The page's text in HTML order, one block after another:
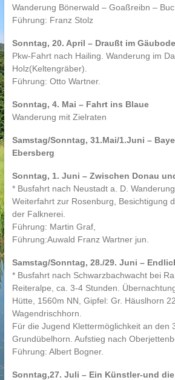
Wanderung Bönerwald – Goaßreibn –
Führung: Franz Stolz
Sonntag, 20. April – Draußt im
Pkw-Fahrt nach Hailing. Wanderung im
Holz(Keltengräber).
Führung: Otto Wartner.
Sonntag, 4. Mai – Fahrt ins Blaue
Wanderung mit Zielraten
Samstag/Sonntag, 31.Mai/1.Juni –
Ebersberg
Sonntag, 1. Juni – Zwischen Donau
* Busfahrt nach Neustadt a. D.
Weiterfahrt zur Rosenburg, Besichtigung
der Falknerei.
Führung: Martin Graf,
Führung:Auwald Franz Wartner jun.
Samstag/Sonntag, 28./29. Juni –
* Busfahrt nach Schwarzbachwacht bei
Reiteralpe, ca. 3-4 Stunden.
Hütte, 1560m NN, Gipfel: Gr. Häuslhorn
Wagendrischhorn.
Für die Jugend Klettermöglichkeit an den
Grundübelhorn. Aufstieg nach
Führung: Albert Bogner.
Sonntag,27. Juli – Ein Künstler-und